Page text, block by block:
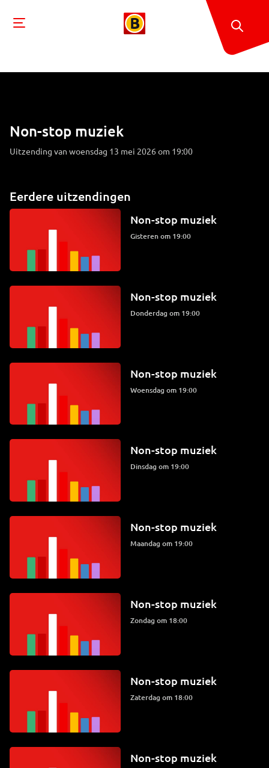
Non-stop muziek
Uitzending van woensdag 13 mei 2026 om 19:00
Eerdere uitzendingen
Non-stop muziek
Gisteren om 19:00
Non-stop muziek
donderdag om 19:00
Non-stop muziek
woensdag om 19:00
Non-stop muziek
dinsdag om 19:00
Non-stop muziek
maandag om 19:00
Non-stop muziek
zondag om 18:00
Non-stop muziek
zaterdag om 18:00
Non-stop muziek